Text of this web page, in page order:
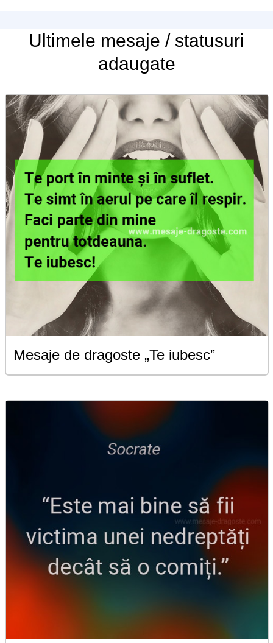
Ultimele mesaje / statusuri
adaugate
Mesaje de dragoste „Te iubesc”